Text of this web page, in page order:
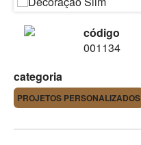
código
001134
categoria
PROJETOS PERSONALIZADOS